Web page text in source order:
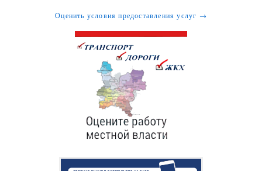
Оценить условия предоставления услуг →